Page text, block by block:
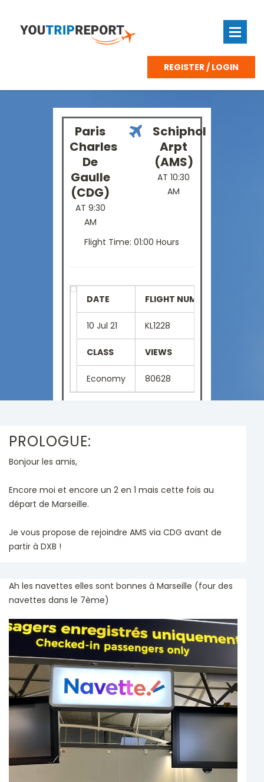
REGISTER / LOGIN
Paris
Charles
De
Gaulle
(CDG)
AT 9:30
AM
Schiphol
Arpt
(AMS)
AT 10:30
AM
Flight Time: 01:00 Hours
DATE FLIGHT NUMBER
10 Jul 21 KL1228
CLASS VIEWS
Economy 80628
PROLOGUE:
Bonjour les amis,
Encore moi et encore un 2 en 1 mais cette fois au
départ de Marseille.
Je vous propose de rejoindre AMS via CDG avant de
partir à DXB !
Ah les navettes elles sont bonnes à Marseille (four des
navettes dans le 7ème)